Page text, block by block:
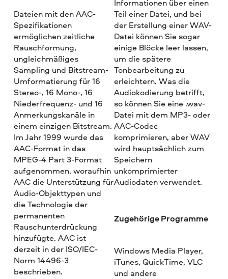
Dateien mit den AAC-
Spezifikationen
ermöglichen zeitliche
Rauschformung,
ungleichmäßiges
Sampling und Bitstream-
Umformatierung für 16
Stereo-, 16 Mono-, 16
Niederfrequenz- und 16
Anmerkungskanäle in
einem einzigen Bitstream.
Im Jahr 1999 wurde das
AAC-Format in das
MPEG-4 Part 3-Format
aufgenommen, woraufhin
AAC die Unterstützung für
Audio-Objekttypen und
die Technologie der
permanenten
Rauschunterdrückung
hinzufügte. AAC ist
derzeit in der ISO/IEC-
Norm 14496-3
beschrieben.
Informationen über einen
Teil einer Datei, und bei
der Erstellung einer WAV-
Datei können Sie sogar
einige Blöcke leer lassen,
um die spätere
Tonbearbeitung zu
erleichtern. Was die
Audiokodierung betrifft,
so können Sie eine .wav-
Datei mit dem MP3- oder
AAC-Codec
komprimieren, aber WAV
wird hauptsächlich zum
Speichern
unkomprimierter
Audiodaten verwendet.
Zugehörige Programme
Windows Media Player,
iTunes, QuickTime, VLC
und andere